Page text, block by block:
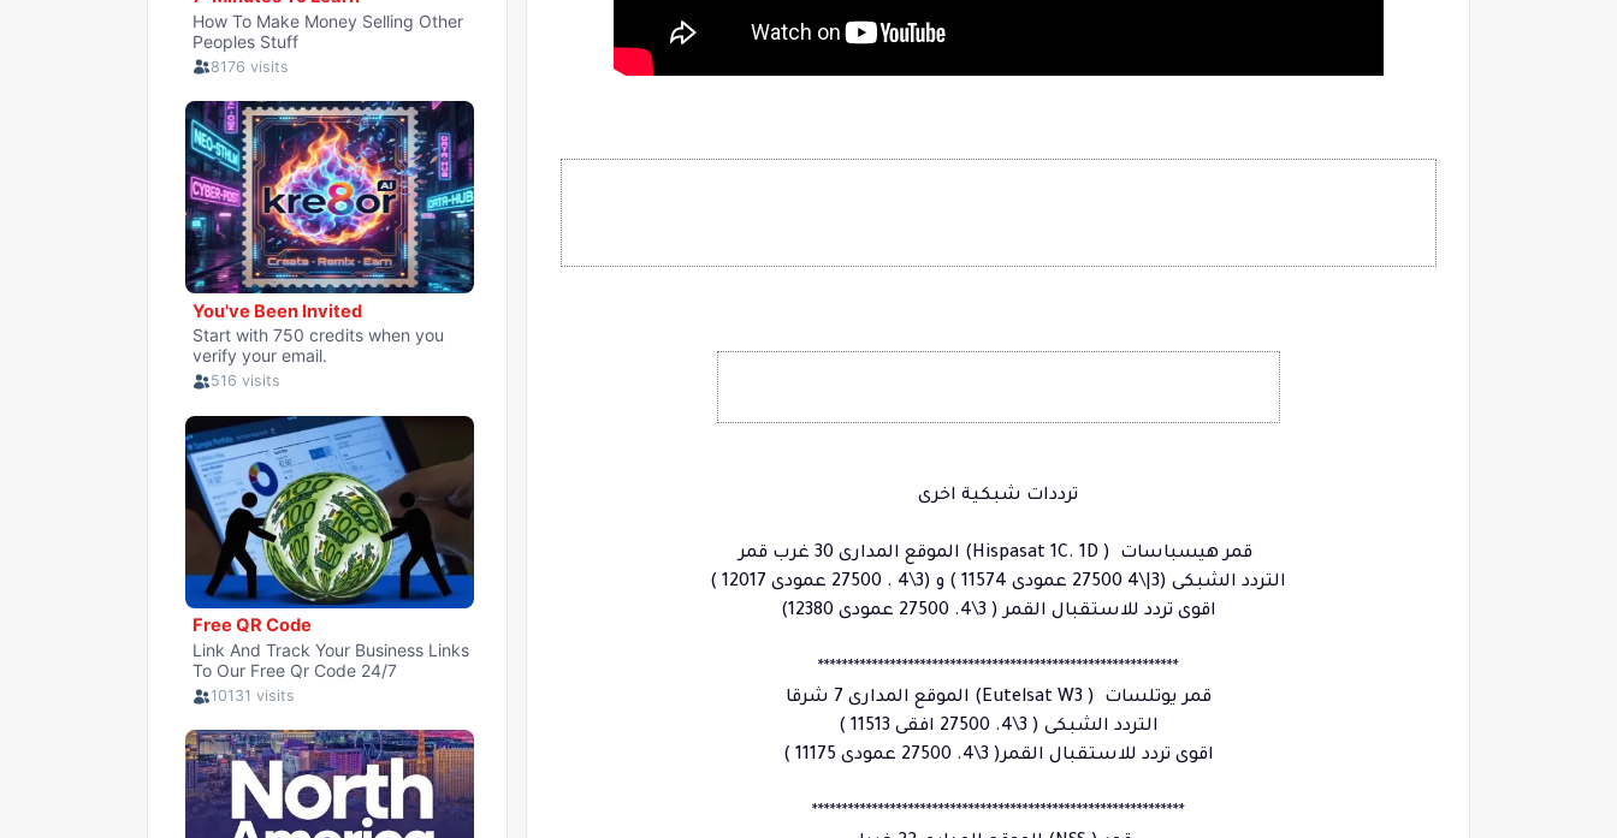
ترددات شبكية اخرى
التردد الشبكى (3|\4 27500 عمودى 11574 ) و (3\4 . 27500 عمودى 12017 )
اقوى تردد للاستقبال القمر ( 3\4. 27500 عمودى 12380)
************************************************************
الموقع المدارى 7 شرقا (Eutelsat W3 ) قمر يوتلسات
التردد الشبكى ( 3\4. 27500 افقى 11513 )
اقوى تردد للاستقبال القمر( 3\4. 27500 عمودى 11175 )
**************************************************************